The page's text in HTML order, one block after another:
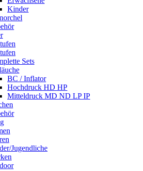
Kinder
Sets
BC / Inflator
Hochdruck HD HP
Mitteldruck MD ND LP IP
Jugendliche